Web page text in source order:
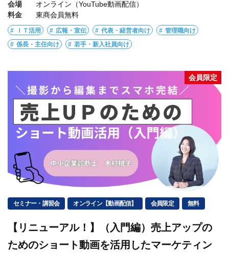
会場
オンライン（YouTube動画配信）
料金
東商会員無料
ＩＴ活用 広報・宣伝 代表・経営者向け 管理職向け
係長・主任向け 若手・新入社員向け
会員限定
セミナー・講習会 オンライン【動画配信】 会員限定 無料
【リニューアル！】（入門編）売上アップの
ためのショート動画を活用したマーケティン